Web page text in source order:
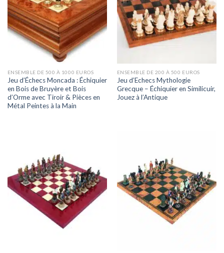
ENSEMBLE DE 500 À 1000 EUROS
Jeu d’Échecs Moncada : Échiquier
en Bois de Bruyère et Bois
d’Orme avec Tiroir & Pièces en
Métal Peintes à la Main
ENSEMBLE DE 200 À 500 EUROS
Jeu d’Echecs Mythologie
Grecque – Échiquier en Similicuir,
Jouez à l’Antique